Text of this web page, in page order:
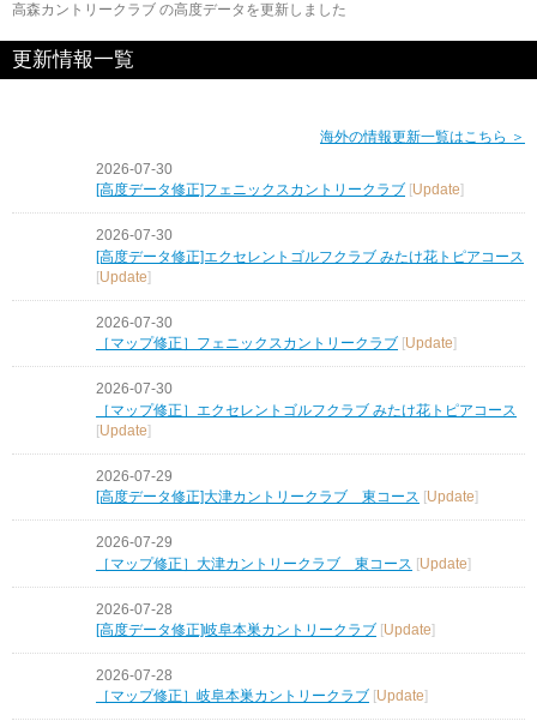
高森カントリークラブ の高度データを更新しました
更新情報一覧
海外の情報更新一覧はこちら ＞
2026-07-30
[高度データ修正]フェニックスカントリークラブ
Update
2026-07-30
[高度データ修正]エクセレントゴルフクラブ みたけ花トピアコース
[Update]
2026-07-30
［マップ修正］フェニックスカントリークラブ [Update]
2026-07-30
［マップ修正］エクセレントゴルフクラブ みたけ花トピアコース
[Update]
2026-07-29
[高度データ修正]大津カントリークラブ 東コース [Update]
2026-07-29
［マップ修正］大津カントリークラブ 東コース [Update]
2026-07-28
[高度データ修正]岐阜本巣カントリークラブ [Update]
2026-07-28
［マップ修正］岐阜本巣カントリークラブ
Update